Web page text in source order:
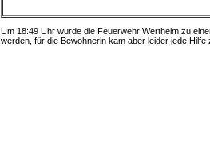
Um 18:49 Uhr wurde die Feuerwehr Wertheim zu
werden, für die Bewohnerin kam aber leider jede Hilfe